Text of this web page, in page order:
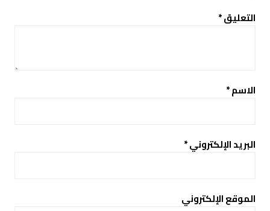
التعليق*
الاسم*
البريد الإلكتروني*
الموقع الإلكتروني